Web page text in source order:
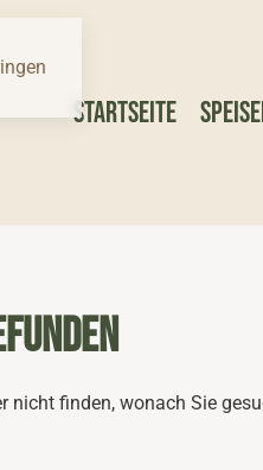
Startseite
nicht finden, wonach Sie